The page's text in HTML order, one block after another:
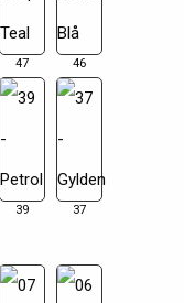
47 46
39 37